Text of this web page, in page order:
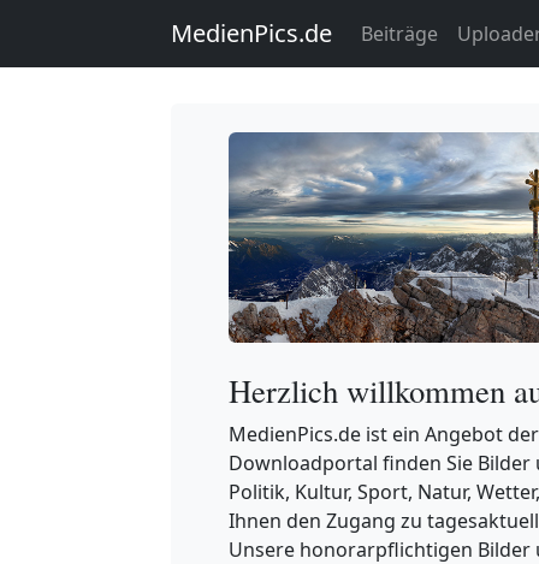
MedienPics.de Beiträge
Herzlich willkommen
MedienPics.de ist ein Angebot
Downloadportal finden Sie Bilder
Politik, Kultur, Sport, Natur,
Ihnen den Zugang zu
Unsere honorarpflichtigen